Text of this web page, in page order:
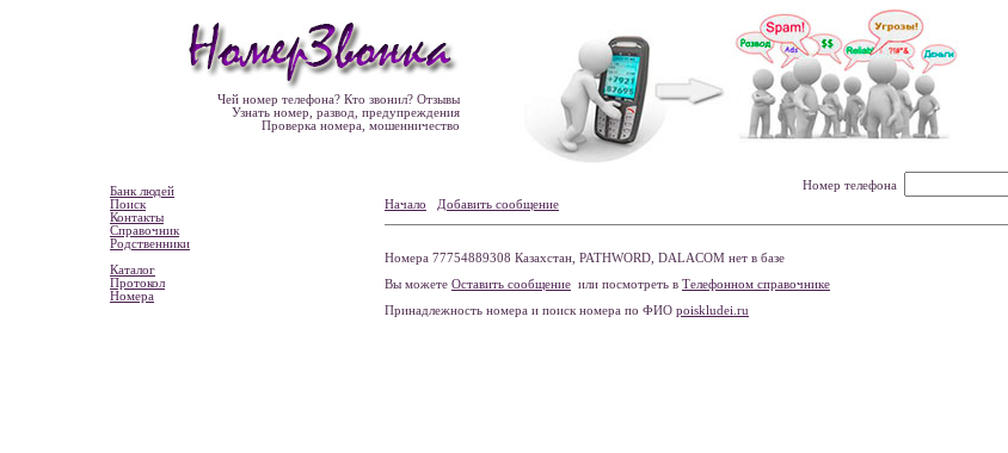
Чей номер телефона? Кто звонил? Отзывы
Узнать номер, развод, предупреждения
Проверка номера, мошенничество
Банк людей
Поиск
Контакты
Справочник
Родственники
Каталог
Протокол
Номера
Номер телефона
Начало
Добавить сообщение
Номера 77754889308 Казахстан, PATHWORD, DALACOM нет в базе
Вы можете Оставить сообщение или посмотреть в Телефонном справочнике
Принадлежность номера и поиск номера по ФИО poiskludei.ru